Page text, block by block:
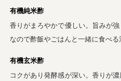
有機純米酢
香りがまろやかで優しい。旨みが
なので酢飯やごはんと一緒に食べる
有機玄米酢
コクがあり発酵感が深い。香りが